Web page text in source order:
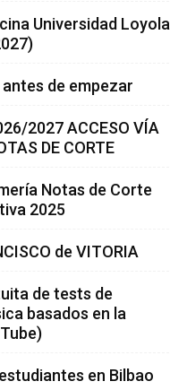
Universidad Loyola
de empezar
2027 ACCESO VÍA
DE CORTE
Notas de Corte
2025
de VITORIA
de tests de
basados en la
en Bilbao